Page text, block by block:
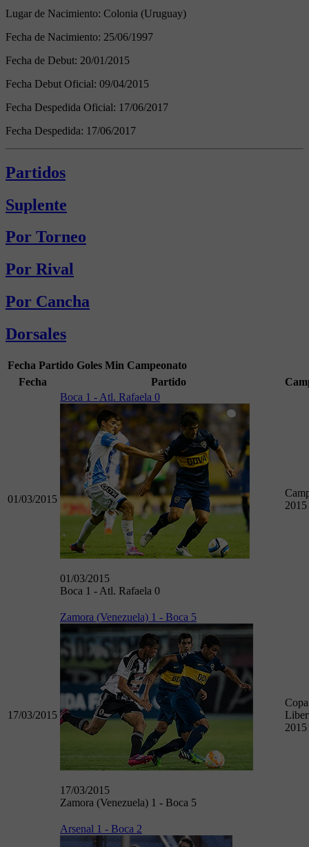
Lugar de Nacimiento: Colonia (Uruguay)
Fecha de Nacimiento: 25/06/1997
Fecha de Debut: 20/01/2015
Fecha Debut Oficial: 09/04/2015
Fecha Despedida Oficial: 17/06/2017
Fecha Despedida: 17/06/2017
Partidos
Suplente
Por Torneo
Por Rival
Por Cancha
Dorsales
Fecha Partido Goles Min Campeonato
Fecha
Partido
01/03/2015
Boca 1 - Atl. Rafaela 0
01/03/2015
Boca 1 - Atl. Rafaela 0
2015
17/03/2015
Zamora (Venezuela) 1 - Boca 5
17/03/2015
Zamora (Venezuela) 1 - Boca 5
Copa
2015
Arsenal 1 - Boca 2